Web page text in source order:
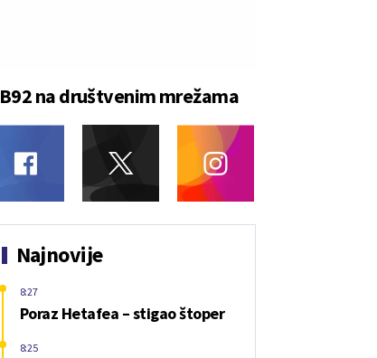
B92 na društvenim mrežama
Najnovije
Poraz Hetafea – stigao štoper
8:27
8:25